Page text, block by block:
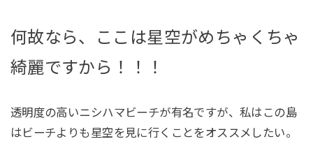
何故なら、ここは星空がめちゃくちゃ
綺麗ですから！！！
透明度の高いニシハマビーチが有名ですが、私はこの島
はビーチよりも星空を見に行くことをオススメしたい。